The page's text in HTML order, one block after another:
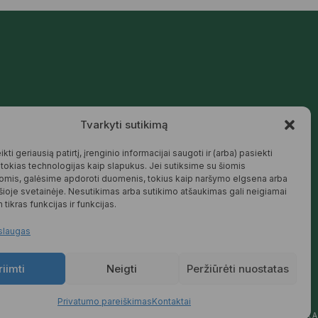
Tvarkyti sutikimą
geriausią patirtį, įrenginio informacijai saugoti ir (arba) pasiekti
technologijas kaip slapukus. Jei sutiksime su šiomis
galėsime apdoroti duomenis, tokius kaip naršymo elgsena arba
svetainėje. Nesutikimas arba sutikimo atšaukimas gali neigiamai
tikras funkcijas ir funkcijas.
Neigti Peržiūrėti nuostatas
Privatumo pareiškimasKontaktai
apie šeimą, jaukius namus ir harmoningą
draugiškos tiek Jums, tiek gamtai.
SKAITYTI DAUGIAU
PRIVATUMO POLITIKA